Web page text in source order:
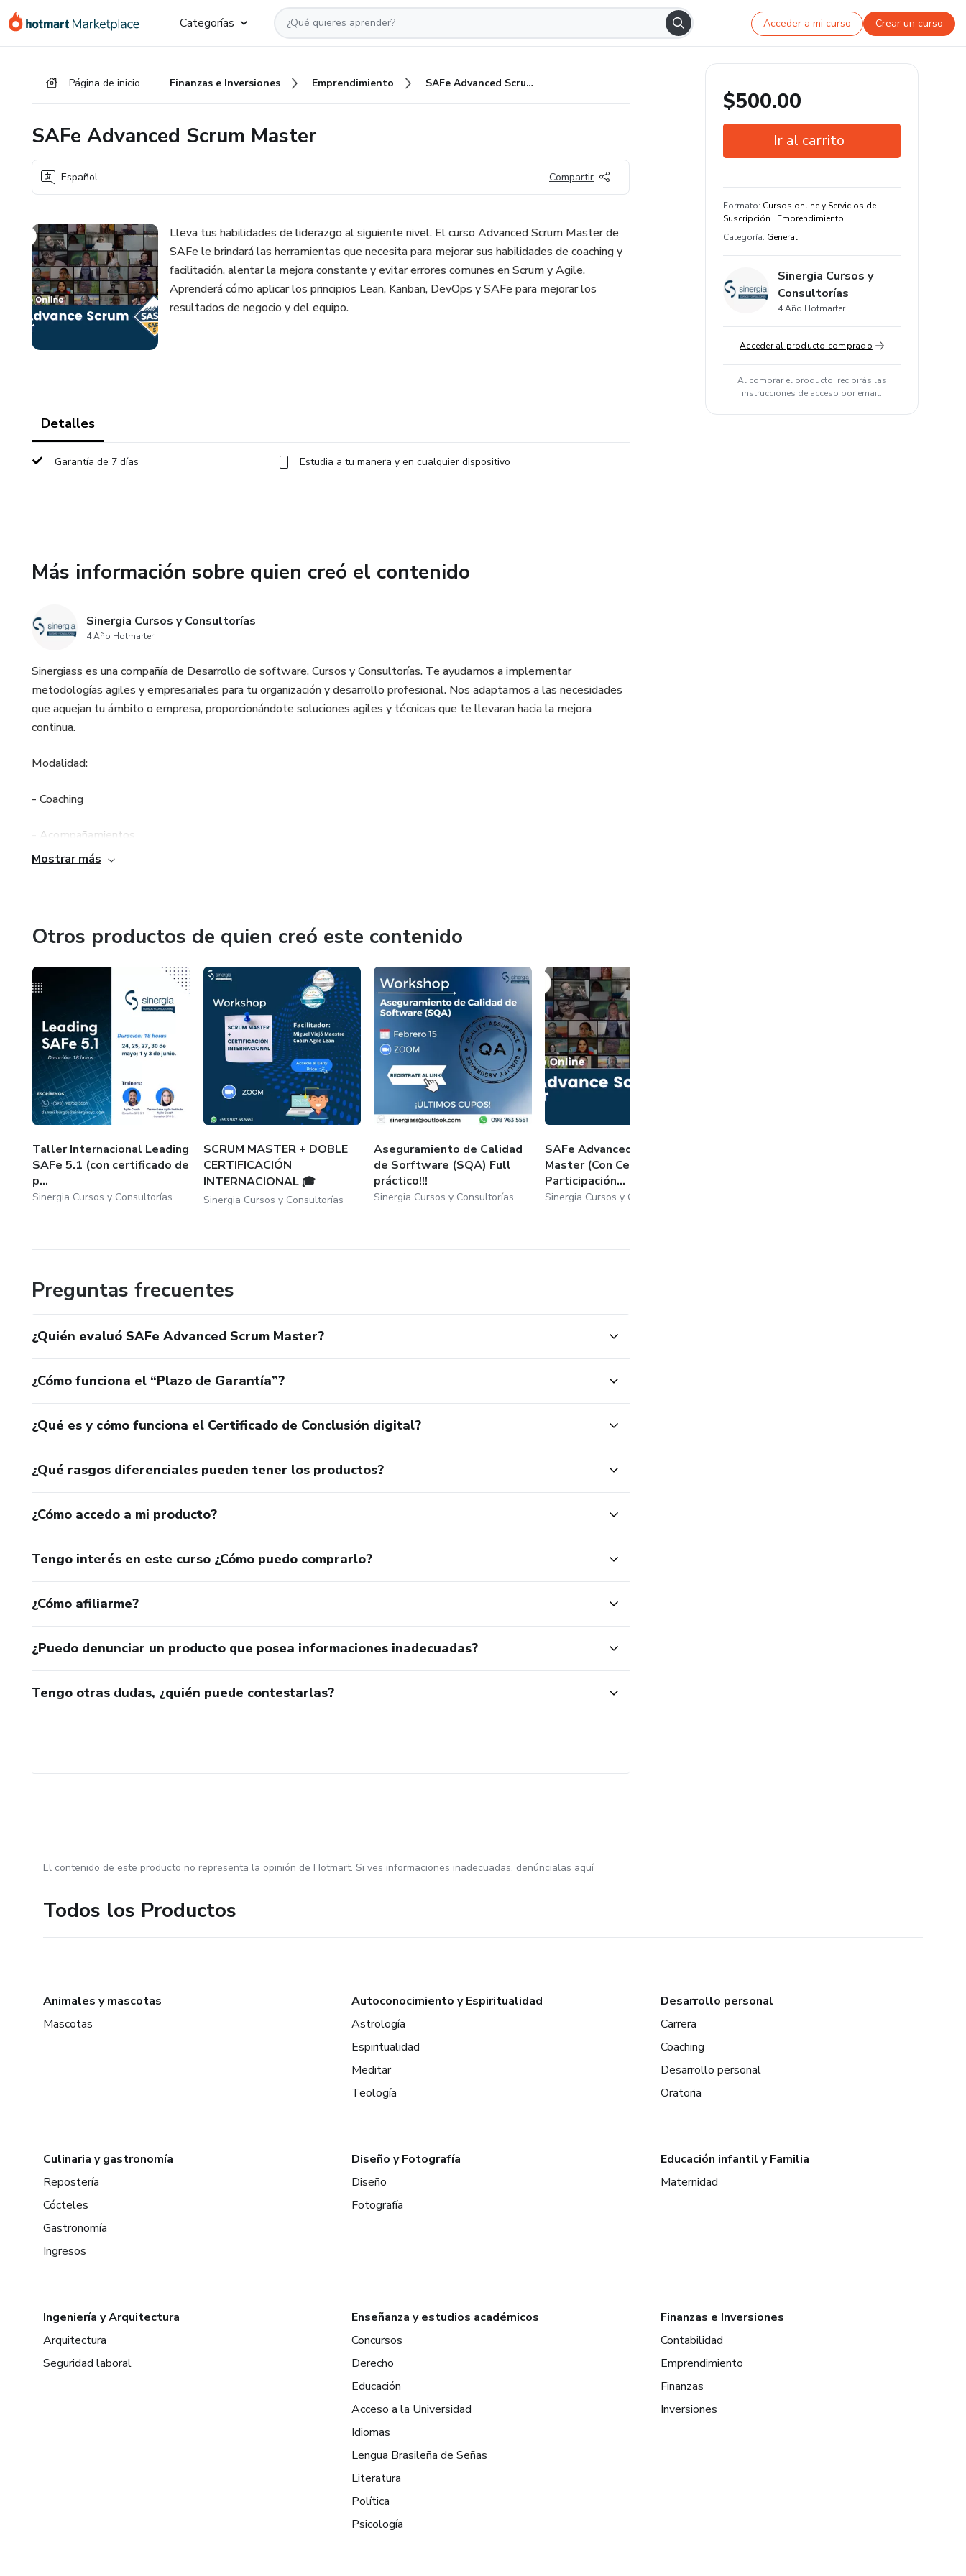
Categorías Acceder a mi curso Crear un curso
Página de inicio Finanzas e Inversiones Emprendimiento SAFe Advanced Scrum Master
SAFe Advanced Scrum Master
Español Compartir
Lleva tus habilidades de liderazgo al siguiente nivel. El curso Advanced Scrum Master de
SAFe le brindará las herramientas que necesita para mejorar sus habilidades de coaching y
facilitación, alentar la mejora constante y evitar errores comunes en Scrum y Agile.
Aprenderá cómo aplicar los principios Lean, Kanban, DevOps y SAFe para mejorar los
resultados de negocio y del equipo.
Detalles
Garantía de 7 días Estudia a tu manera y en cualquier dispositivo
Más información sobre quien creó el contenido
Sinergia Cursos y Consultorías
4 Año Hotmarter
Sinergiass es una compañía de Desarrollo de software, Cursos y Consultorías. Te ayudamos a implementar
metodologías agiles y empresariales para tu organización y desarrollo profesional. Nos adaptamos a las necesidades
que aquejan tu ámbito o empresa, proporcionándote soluciones agiles y técnicas que te llevaran hacia la mejora
continua.
Modalidad:
- Coaching
- Acompañamientos
Horarios de Atención:
Lunes a Viernes 9:00AM a 17;00PM
Estamos ubicados en Ecuador/Guayaquil
Mostrar más
Otros productos de quien creó este contenido
Taller Internacional Leading
SAFe 5.1 (con certificado de
p...
Sinergia Cursos y Consultorías
SCRUM MASTER + DOBLE
CERTIFICACIÓN
INTERNACIONAL 🎓
Sinergia Cursos y Consultorías
Aseguramiento de Calidad
de Sorftware (SQA) Full
práctico!!!
Sinergia Cursos y Consultorías
SAFe Advanced Scrum
Master (Con Certificado de
Participación...
Sinergia Cursos y Consultorías
Preguntas frecuentes
¿Quién evaluó SAFe Advanced Scrum Master?
¿Cómo funciona el “Plazo de Garantía”?
¿Qué es y cómo funciona el Certificado de Conclusión digital?
¿Qué rasgos diferenciales pueden tener los productos?
¿Cómo accedo a mi producto?
Tengo interés en este curso ¿Cómo puedo comprarlo?
¿Cómo afiliarme?
¿Puedo denunciar un producto que posea informaciones inadecuadas?
Tengo otras dudas, ¿quién puede contestarlas?
$500.00
Ir al carrito
Estudia a tu manera y en cualquier
dispositivo
Formato: Cursos online y Servicios de
Suscripción . Emprendimiento
Categoría: General
Sinergia Cursos y
Consultorías
4 Año Hotmarter
Acceder al producto comprado
Al comprar el producto, recibirás las
instrucciones de acceso por email.
El contenido de este producto no representa la opinión de Hotmart. Si ves informaciones inadecuadas, denúncialas aquí
Todos los Productos
Animales y mascotas
Mascotas
Autoconocimiento y Espiritualidad
Astrología
Espiritualidad
Meditar
Teología
Desarrollo personal
Carrera
Coaching
Desarrollo personal
Oratoria
Culinaria y gastronomía
Repostería
Cócteles
Gastronomía
Ingresos
Diseño y Fotografía
Diseño
Fotografía
Educación infantil y Familia
Maternidad
Ingeniería y Arquitectura
Arquitectura
Seguridad laboral
Enseñanza y estudios académicos
Concursos
Derecho
Educación
Acceso a la Universidad
Idiomas
Lengua Brasileña de Señas
Literatura
Política
Psicología
Finanzas e Inversiones
Contabilidad
Emprendimiento
Finanzas
Inversiones